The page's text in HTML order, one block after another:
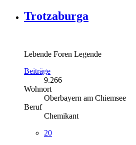
Trotzaburga
Lebende Foren Legende
Beiträge
9.266
Wohnort
Oberbayern am Chiemsee
Beruf
Chemikant
20